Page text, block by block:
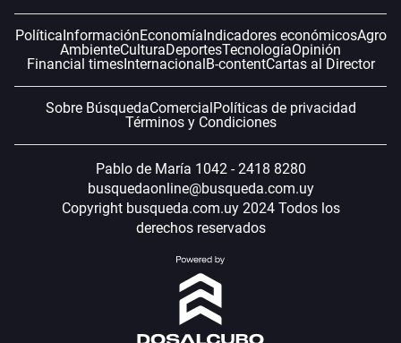
PolíticaInformaciónEconomíaIndicadores económicosAgro
AmbienteCulturaDeportesTecnologíaOpinión
Financial timesInternacionalB-contentCartas al Director
Sobre BúsquedaComercialPolíticas de privacidad
Términos y Condiciones
Pablo de María 1042 - 2418 8280
busquedaonline@busqueda.com.uy
Copyright busqueda.com.uy 2024 Todos los
derechos reservados